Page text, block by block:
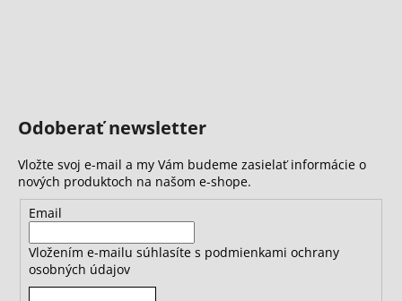
Odoberať newsletter
Vložte svoj e-mail a my Vám budeme zasielať informácie o
nových produktoch na našom e-shope.
Email
Vložením e-mailu súhlasíte s podmienkami ochrany
osobných údajov